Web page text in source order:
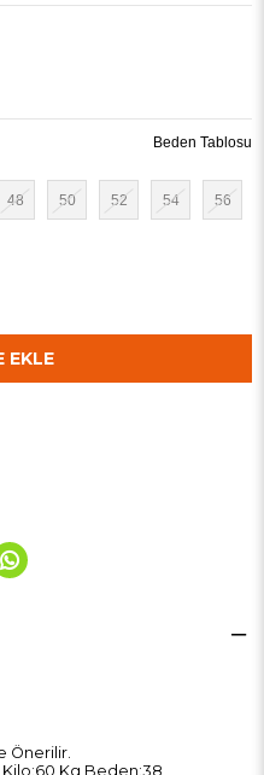
48 50 52 54 56
Beden Tablosu
Önerilir.
Kilo:60 Kg Beden:38